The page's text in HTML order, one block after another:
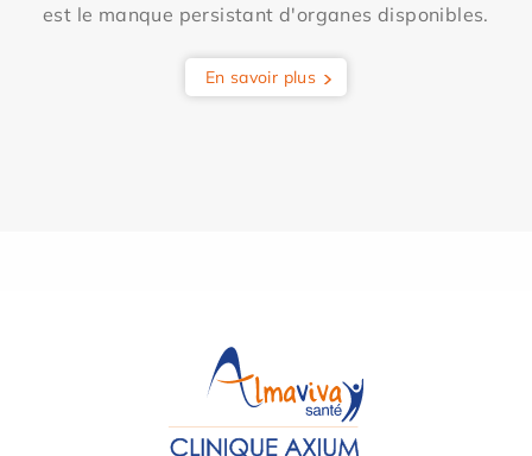
est le manque persistant d'organes disponibles.
En savoir plus